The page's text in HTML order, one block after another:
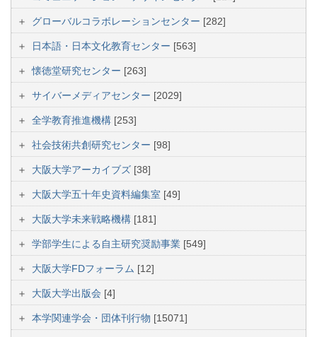
グローバルコラボレーションセンター [282]
日本語・日本文化教育センター [563]
懐徳堂研究センター [263]
サイバーメディアセンター [2029]
全学教育推進機構 [253]
社会技術共創研究センター [98]
大阪大学アーカイブズ [38]
大阪大学五十年史資料編集室 [49]
大阪大学未来戦略機構 [181]
学部学生による自主研究奨励事業 [549]
大阪大学FDフォーラム [12]
大阪大学出版会 [4]
本学関連学会・団体刊行物 [15071]